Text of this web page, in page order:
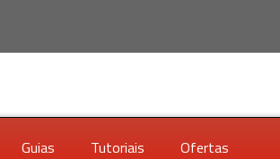
Guias Tutoriais Ofertas